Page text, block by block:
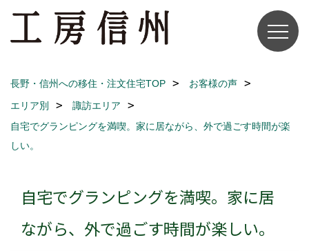
長野・信州への移住・注文住宅TOP
お客様の声
エリア別
諏訪エリア
自宅でグランピングを満喫。家に居ながら、外で過ごす時間が楽
しい。
自宅でグランピングを満喫。家に居
ながら、外で過ごす時間が楽しい。